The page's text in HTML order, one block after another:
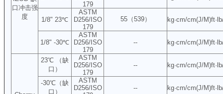
口冲击强
度
179
1/8" 23℃
ASTM
D256/ISO
179
55（539） kg·cm/cm(J/
1/8" -30℃
ASTM
D256/ISO
179
-- kg·cm/cm(J/
23℃ （缺
口）
ASTM
D256/ISO
179
-- kg·cm/cm(J/
-30℃（缺
口）
ASTM
D256/ISO
-- kg·cm/cm(J/